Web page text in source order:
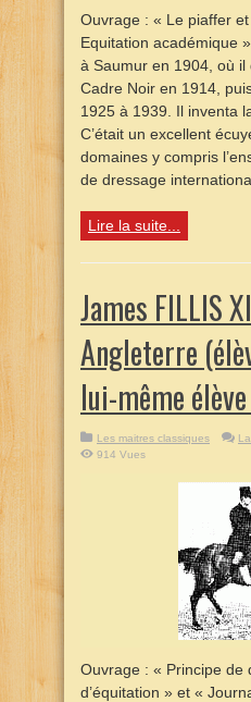
Ouvrage : « Le piaffer
Equitation académique
à Saumur en 1904, où
Cadre Noir en 1914,
1925 à 1939. Il inventa
C’était un excellent
domaines y compris
de dressage
Lire la suite...
James FILLIS
Angleterre
lui-même
Les maitres classiques
914 Vues
Ouvrage : « Principe de
d’équitation » et «